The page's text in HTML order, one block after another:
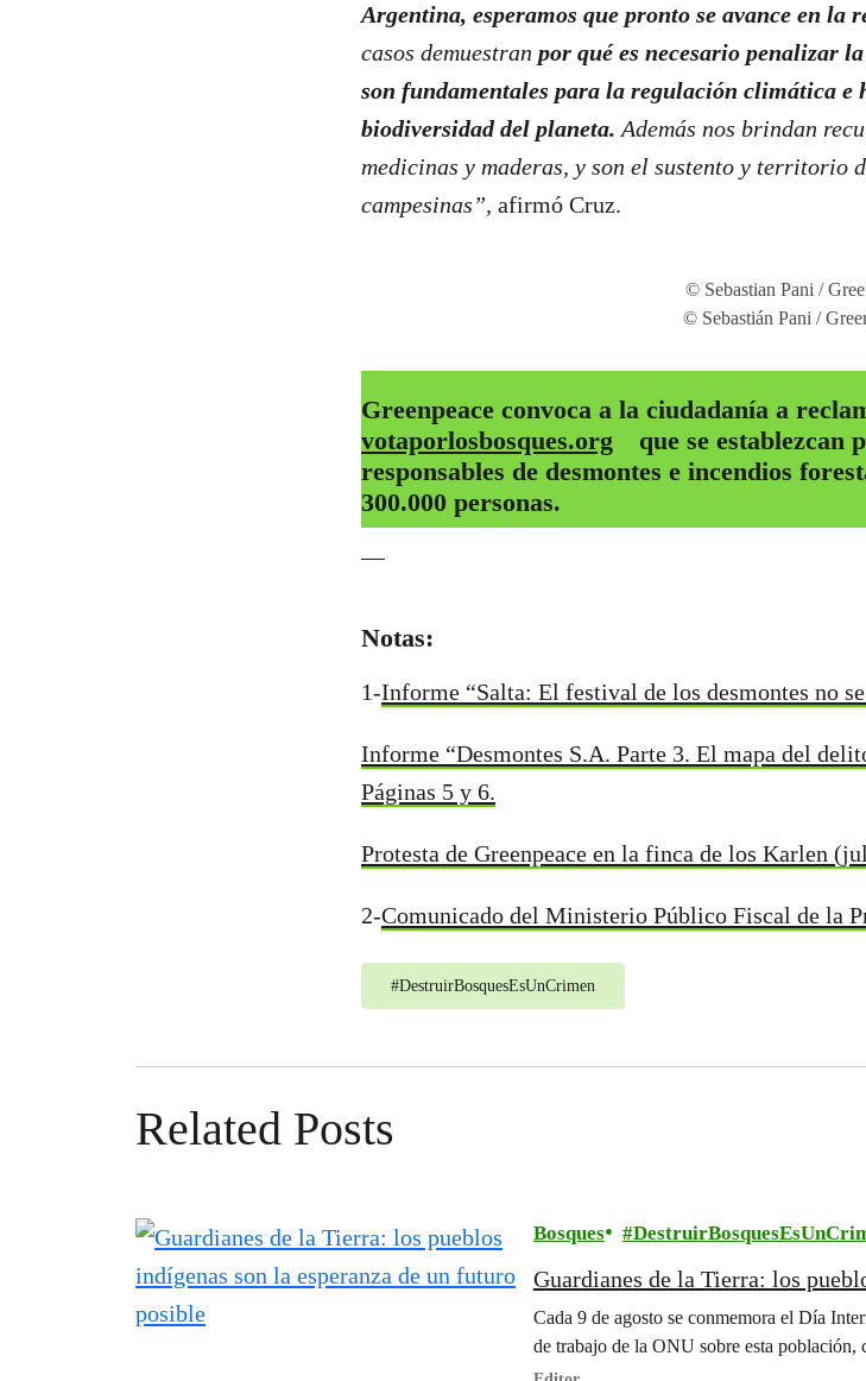
Argentina, esperamos que pronto se avance en la
casos demuestran por qué es necesario penalizar
son fundamentales para la regulación climática e
biodiversidad del planeta. Además nos brindan
medicinas y maderas, y son el sustento y territorio
campesinas”, afirmó Cruz.
© Sebastian Pani /
© Sebastián Pani /
Greenpeace convoca a la ciudadanía a
votaporlosbosques.org
que se establezcan
responsables de desmontes e incendios
300.000 personas.
—
Notas:
1-Informe “Salta: El festival de los desmontes no
Informe “Desmontes S.A. Parte 3. El mapa del
Páginas 5 y 6.
Protesta de Greenpeace en la finca de los Karlen
2-Comunicado del Ministerio Público Fiscal de la
#DestruirBosquesEsUnCrimen
Related Posts
Bosques
Guardianes de la Tierra: los
Cada 9 de agosto se conmemora el Día
de trabajo de la ONU sobre esta población,